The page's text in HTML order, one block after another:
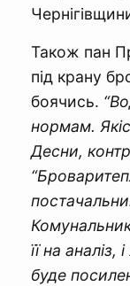
Також пан
під крану
боячись.
нормам.
Десни,
її на
буде